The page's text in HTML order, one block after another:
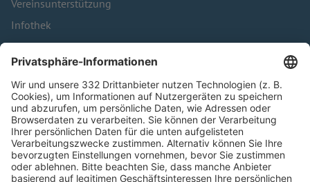
Vereinsunterstützung
Infothek
Kontakt
HÄUFIG BESUCHTE SEITEN
Pässe und Vereinswechsel
Trainerausbildung
Schulungsangebot Vereinsmitarbeiter
BFV-Geschäftsstellen